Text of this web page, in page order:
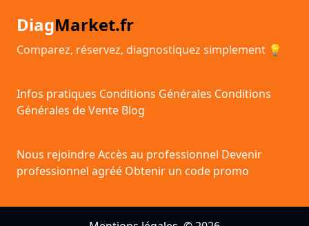
DiagMarket.fr
Comparez, réservez, diagnostiquez simplement 💡
Infos pratiques Conditions Générales Conditions
Générales de Vente Blog
Nous rejoindreAccès au professionnel Devenir
professionnel agréé Obtenir un code promo